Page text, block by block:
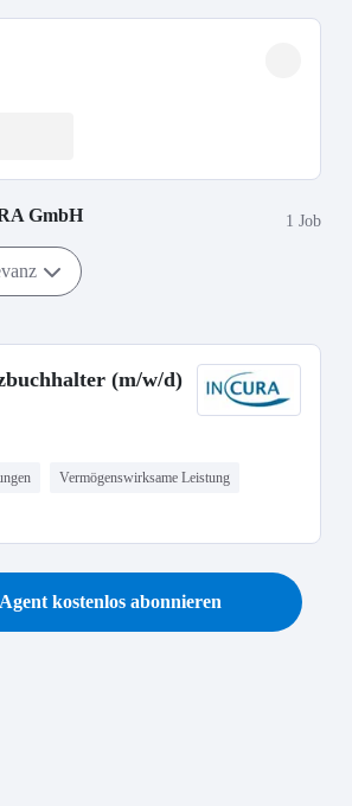
GmbH 1 Job
(m/w/d)
Vermögenswirksame Leistung
kostenlos abonnieren